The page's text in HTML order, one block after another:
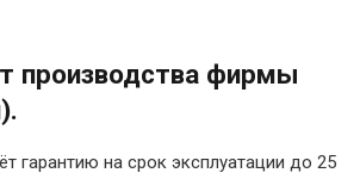
производства фирмы
гарантию на срок эксплуатации до 25